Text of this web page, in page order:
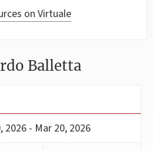
on Virtuale
Balletta
2026 - Mar 20, 2026